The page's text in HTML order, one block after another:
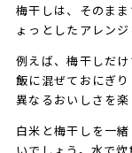
梅干しは、そのま
ょっとしたアレン
例えば、梅干しだ
飯に混ぜておにぎ
異なるおいしさを楽
白米と梅干しを一